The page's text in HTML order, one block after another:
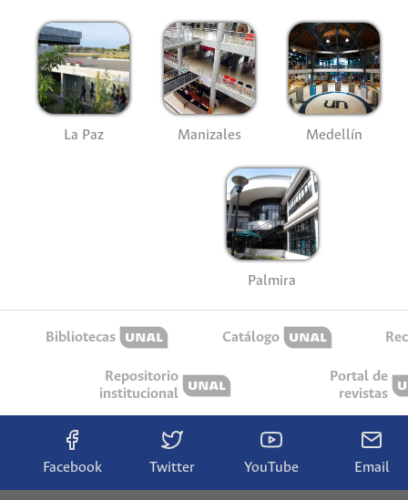
La Paz Manizales Medellín
Palmira
Bibliotecas Catálogo
Repositorio
institucional
Portal de
revistas
Facebook Twitter YouTube Email